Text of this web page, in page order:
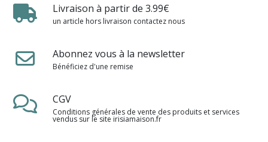
Livraison à partir de 3.99€
un article hors livraison contactez nous
Abonnez vous à la newsletter
Bénéficiez d'une remise
CGV
Conditions générales de vente des produits et services
vendus sur le site irisiamaison.fr